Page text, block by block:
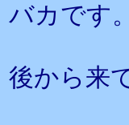
バカです。
後から来